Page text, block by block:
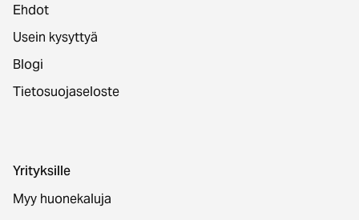
Ehdot
Usein kysyttyä
Blogi
Tietosuojaseloste
Yrityksille
Myy huonekaluja